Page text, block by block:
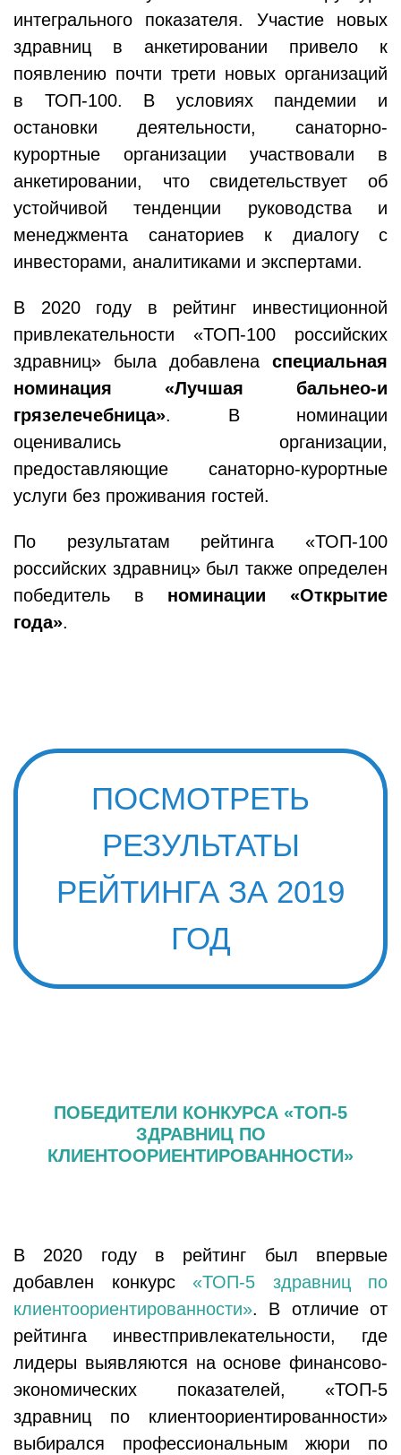
интегрального показателя. Участие новых
здравниц в анкетировании привело к
появлению почти трети новых организаций
в ТОП-100. В условиях пандемии и
остановки деятельности, санаторно-
курортные организации участвовали в
анкетировании, что свидетельствует об
устойчивой тенденции руководства и
менеджмента санаториев к диалогу с
инвесторами, аналитиками и экспертами.
В 2020 году в рейтинг инвестиционной
привлекательности «ТОП-100 российских
здравниц» была добавлена специальная
номинация «Лучшая бальнео-и
грязелечебница». В номинации
оценивались организации,
предоставляющие санаторно-курортные
услуги без проживания гостей.
По результатам рейтинга «ТОП-100
российских здравниц» был также определен
победитель в номинации «Открытие
года».
ПОСМОТРЕТЬ
РЕЗУЛЬТАТЫ
РЕЙТИНГА ЗА 2019
ГОД
ПОБЕДИТЕЛИ КОНКУРСА «ТОП-5
ЗДРАВНИЦ ПО
КЛИЕНТООРИЕНТИРОВАННОСТИ»
В 2020 году в рейтинг был впервые
добавлен конкурс «ТОП-5 здравниц по
клиентоориентированности». В отличие от
рейтинга инвестпривлекательности, где
лидеры выявляются на основе финансово-
экономических показателей, «ТОП-5
здравниц по клиентоориентированности»
выбирался профессиональным жюри по